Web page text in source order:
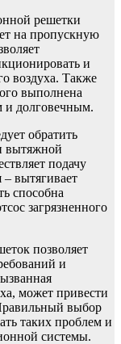
решетки
на пропускную
и
воздуха. Также
выполнена
и долговечным.
обратить
вытяжной
подачу
вытягивает
способна
загрязненного
позволяет
и
может привести
выбор
таких проблем и
системы.